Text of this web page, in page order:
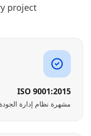
project.
ISO 9001:2015
مشهرة نظام إدارة الجودة